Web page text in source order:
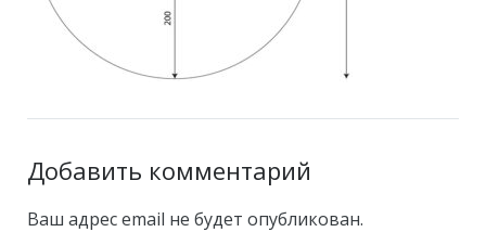
Добавить комментарий
Ваш адрес email не будет опубликован.